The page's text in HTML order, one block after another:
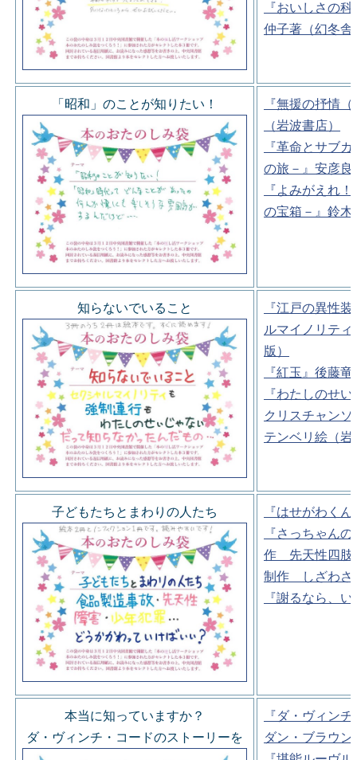
『おいしさの
仲子著（幻冬舎)
「昭和」のことが知りたい！
『無援の抒情
（岩波書店）
『革命とサブ
の旅－』安彦
『よみがえれ
の宝箱－』鈴
知らないでいること
『江戸の異性
ルマイノリテ
版）
『紅玉』後藤
『わたしのせ
クリスチャン
テンベリ絵（岩
子どもたちとまわりの人たち
『はせがわく
『さっちゃん
作 先天性四肢
制作 しざわさ
『謝るなら、
本当に知っていますか？
ダ・ヴィンチ・コードのストーリーを
『ダ・ヴィン
ダン・ブラウ